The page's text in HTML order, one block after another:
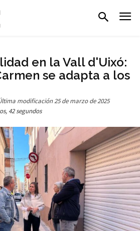
en la Vall d'Uixó:
se adapta a los
modificación25 de marzo de 2025
42 segundos